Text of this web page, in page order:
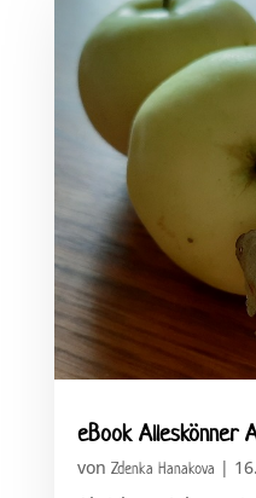
eBook Alleskönner
von Zdenka Hanakova |